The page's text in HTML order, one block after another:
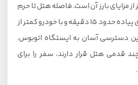
مزایای بارز آن است. فاصله هتل تا حرم
مطهر امام رضا (ع) با پای پیاده حدود ۱۵ دقیقه و با خودرو کمتر از
دسترسی آسان به ایستگاه اتوبوس،
قدمی هتل قرار دارند، سفر را برای